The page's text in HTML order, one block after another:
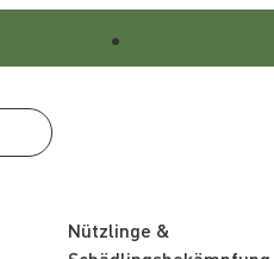
Nützlinge &